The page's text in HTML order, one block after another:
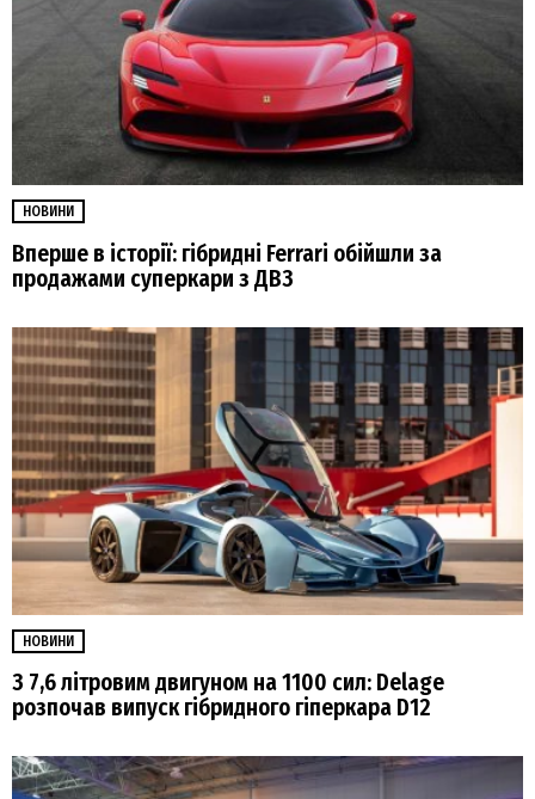
НОВИНИ
Вперше в історії: гібридні Ferrari обійшли за
продажами суперкари з ДВЗ
НОВИНИ
З 7,6 літровим двигуном на 1100 сил: Delage
розпочав випуск гібридного гіперкара D12